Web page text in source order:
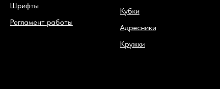
Шрифты
Регламент работы
Кубки
Адресники
Кружки